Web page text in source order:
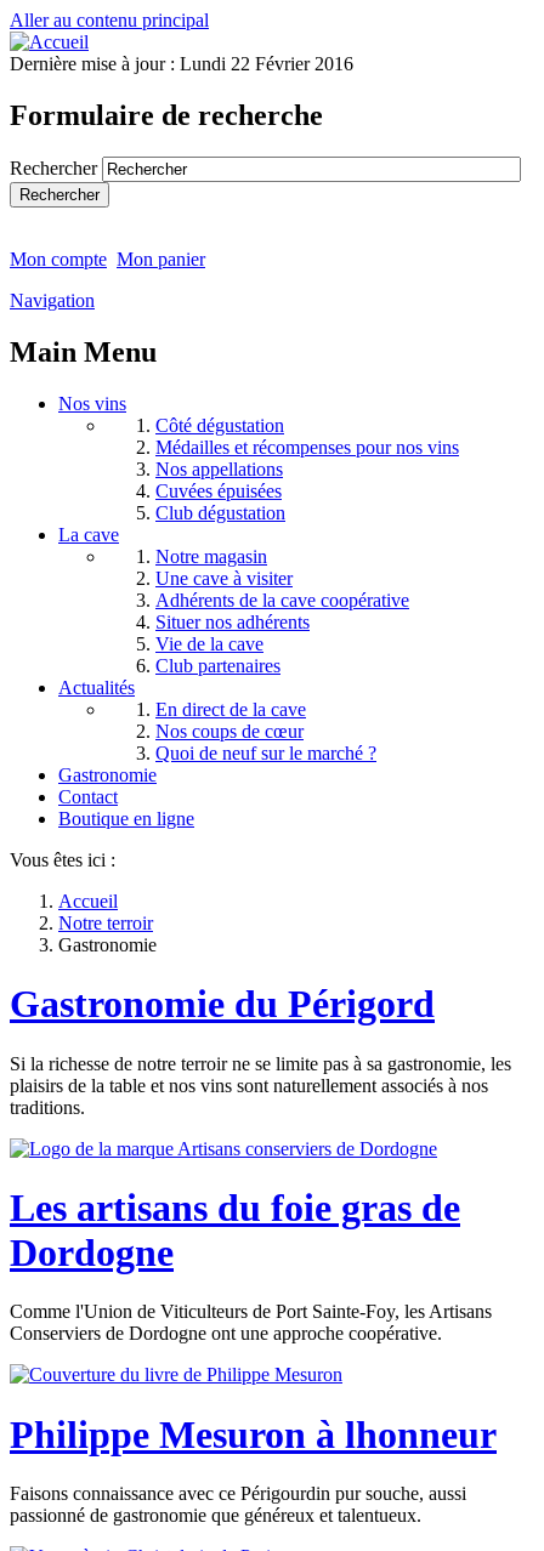
Aller au contenu principal
Dernière mise à jour : Lundi 22 Février 2016
Formulaire de recherche
Rechercher
Mon compte Mon panier
Navigation
Main Menu
Nos vins
Côté dégustation
Médailles et récompenses pour nos vins
Nos appellations
Cuvées épuisées
Club dégustation
La cave
Notre magasin
Une cave à visiter
Adhérents de la cave coopérative
Situer nos adhérents
Vie de la cave
Club partenaires
Actualités
En direct de la cave
Nos coups de cœur
Quoi de neuf sur le marché ?
Gastronomie
Contact
Boutique en ligne
Vous êtes ici :
Accueil
Notre terroir
Gastronomie
Gastronomie du Périgord
Si la richesse de notre terroir ne se limite pas à sa gastronomie, les
plaisirs de la table et nos vins sont naturellement associés à nos
traditions.
Les artisans du foie gras de
Dordogne
Comme l'Union de Viticulteurs de Port Sainte-Foy, les Artisans
Conserviers de Dordogne ont une approche coopérative.
Philippe Mesuron à lhonneur
Faisons connaissance avec ce Périgourdin pur souche, aussi
passionné de gastronomie que généreux et talentueux.